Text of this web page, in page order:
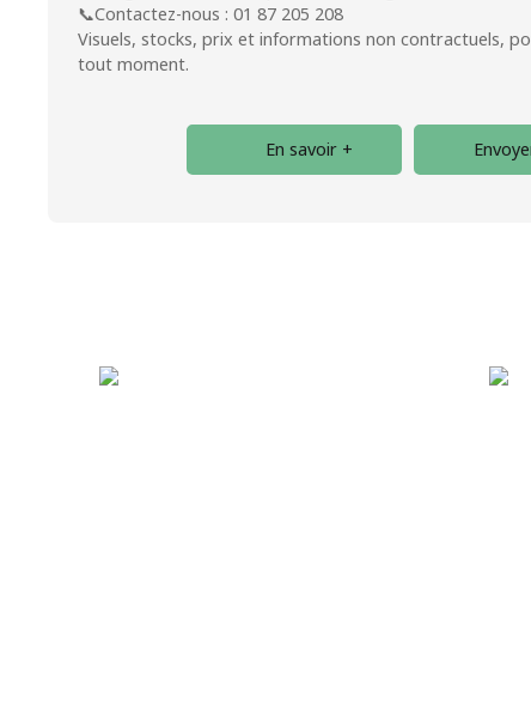
📞Contactez-nous : 01 87 205 208
Visuels, stocks, prix et informations non contractuels,
tout moment.
En savoir +